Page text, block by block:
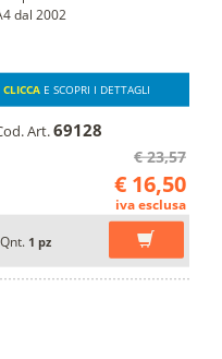
dal 2002
CLICCA E SCOPRI I DETTAGLI
Art.69128
€ 23,57
€ 16,50
iva esclusa
Qnt. 1 pz